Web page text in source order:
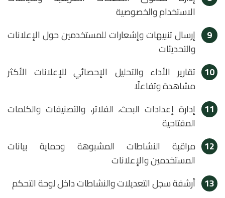
الاستخدام والخصوصية
9
إرسال تنبيهات وإشعارات للمستخدمين حول الإعلانات
والتحديثات
10 تقارير الأداء والتحليل الإحصائي للإعلانات الأكثر
مشاهدة وتفاعلًا
11 إدارة إعدادات البحث، الفلاتر، والتصنيفات والكلمات
المفتاحية
12 مراقبة النشاطات المشبوهة وحماية بيانات
المستخدمين والإعلانات
13 أرشفة سجل التعديلات والنشاطات داخل لوحة التحكم